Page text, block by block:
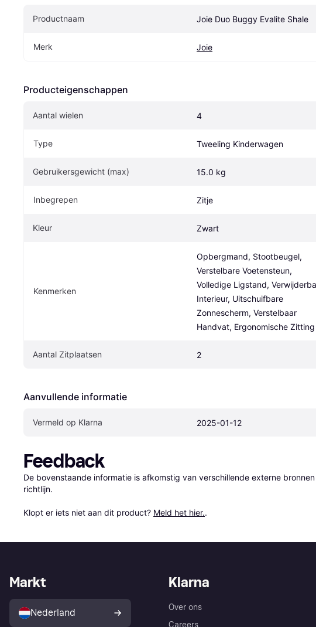
Productnaam Joie Duo Buggy Evalite Shale
Merk Joie
Producteigenschappen
Aantal wielen 4
Type Tweeling Kinderwagen
Gebruikersgewicht (max) 15.0 kg
Inbegrepen Zitje
Kleur Zwart
Kenmerken
Opbergmand, Stootbeugel,
Verstelbare Voetensteun,
Volledige Ligstand,
Interieur, Uitschuifbare
Zonnescherm, Verstelbaar
Handvat, Ergonomische Zitting
Aantal Zitplaatsen 2
Aanvullende informatie
Vermeld op Klarna 2025-01-12
Feedback
De bovenstaande informatie is afkomstig van verschillende externe
richtlijn.
Klopt er iets niet aan dit product? Meld het hier..
Klarna
Over ons
Markt
Nederland